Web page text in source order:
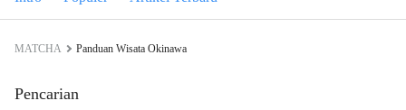
MATCHA Panduan Wisata Okinawa
Pencarian